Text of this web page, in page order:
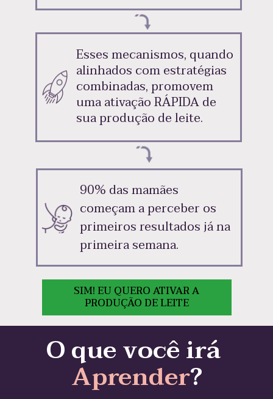
Esses mecanismos, quando
alinhados com estratégias
combinadas, promovem
uma ativação RÁPIDA de
sua produção de leite.
90% das mamães
começam a perceber os
primeiros resultados já na
primeira semana.
SIM! EU QUERO ATIVAR A
PRODUÇÃO DE LEITE
Aprender?